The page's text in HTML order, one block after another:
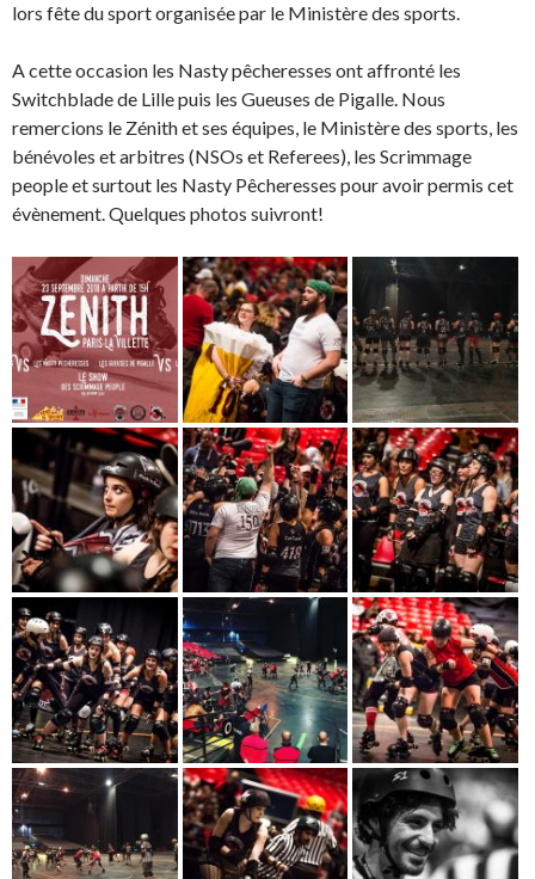
lors fête du sport organisée par le Ministère des sports.
A cette occasion les Nasty pêcheresses ont affronté les
Switchblade de Lille puis les Gueuses de Pigalle. Nous
remercions le Zénith et ses équipes, le Ministère des sports, les
bénévoles et arbitres (NSOs et Referees), les Scrimmage
people et surtout les Nasty Pêcheresses pour avoir permis cet
évènement. Quelques photos suivront!